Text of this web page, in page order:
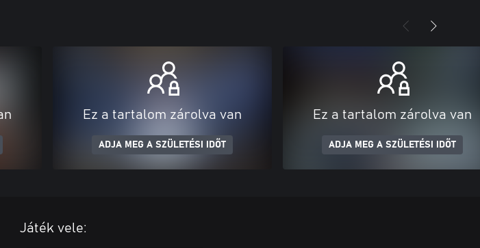
Ez a tartalom zárolva van
ADJA MEG A SZÜLETÉSI IDŐT
Ez a tartalom zárolva van
ADJA MEG A SZÜLETÉSI IDŐT
Játék vele: